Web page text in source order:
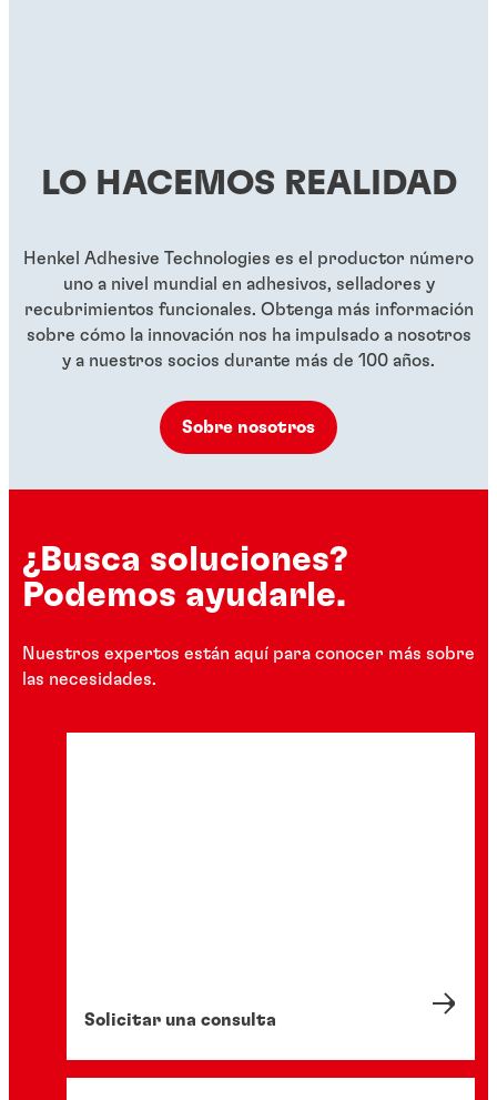
LO HACEMOS REALIDAD
Henkel Adhesive Technologies es el productor número
uno a nivel mundial en adhesivos, selladores y
recubrimientos funcionales. Obtenga más información
sobre cómo la innovación nos ha impulsado a nosotros
y a nuestros socios durante más de 100 años.
Sobre nosotros
¿Busca soluciones?
Podemos ayudarle.
Nuestros expertos están aquí para conocer más sobre
las necesidades.
Solicitar una consulta